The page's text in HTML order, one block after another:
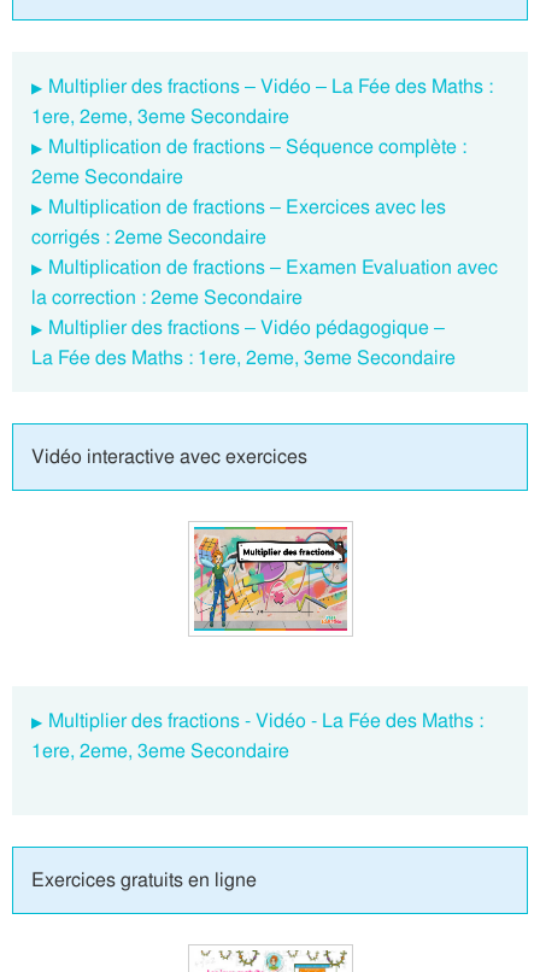
Multiplier des fractions – Vidéo – La Fée des Maths :
1ere, 2eme, 3eme Secondaire
Multiplication de fractions – Séquence complète :
2eme Secondaire
Multiplication de fractions – Exercices avec les
corrigés : 2eme Secondaire
Multiplication de fractions – Examen Evaluation avec
la correction : 2eme Secondaire
Multiplier des fractions – Vidéo pédagogique –
La Fée des Maths : 1ere, 2eme, 3eme Secondaire
Vidéo interactive avec exercices
Multiplier des fractions - Vidéo - La Fée des Maths :
1ere, 2eme, 3eme Secondaire
Exercices gratuits en ligne